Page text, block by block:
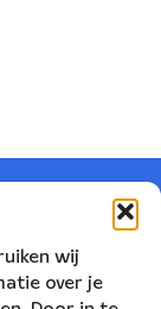
wij
over je